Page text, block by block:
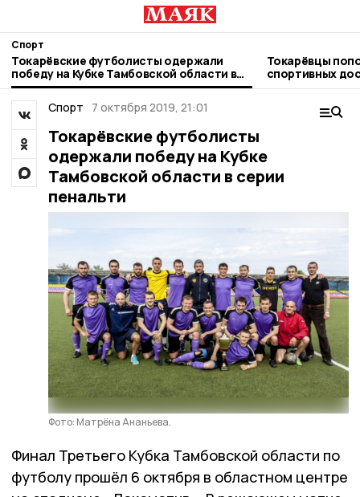
Спорт
Токарёвские футболисты одержали
победу на Кубке Тамбовской области в
серии пенальти
Токарёвцы
спортивных
Спорт 7 октября 2019, 21:01
Токарёвские футболисты
одержали победу на Кубке
Тамбовской области в серии
пенальти
Фото: Матрёна Ананьева.
Финал Третьего Кубка Тамбовской области по
футболу прошёл 6 октября в областном центре